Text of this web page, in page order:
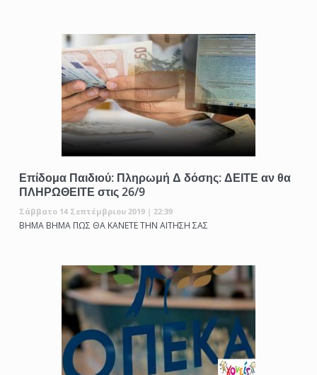
Επίδομα Παιδιού: Πληρωμή Δ δόσης: ΔΕΙΤΕ αν θα
ΠΛΗΡΩΘΕΙΤΕ στις 26/9
Σάββατο 14 Σεπτέμβριου 2019 | 22:39
ΒΗΜΑ ΒΗΜΑ ΠΩΣ ΘΑ ΚΑΝΕΤΕ ΤΗΝ ΑΙΤΗΣΗ ΣΑΣ